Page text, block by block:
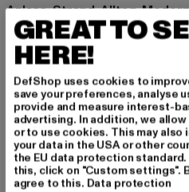
Anlass: Strand, Alltag, Modern
Marke: Flexfit
Kat.: Bucket Hats
Farbe: weiß
Hersteller Farbe: offwhite
Materialzusammensetzung:
Art.Nr: 5003OE-00555
Hersteller: TB International
Dr.-Robert-Murjahn-Straße 7
GREAT TO
HERE!
DefShop uses cookies to
save your preferences, analyse
provide and measure interest-
advertising. In addition, we
or to use cookies. This may
your data in the USA or other
the EU data protection
this, click on "Custom settings".
agree to this. Data protection